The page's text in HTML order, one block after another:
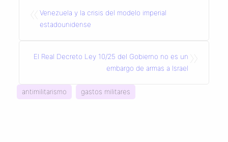
«Venezuela y la crisis del modelo imperial
estadounidense
El Real Decreto Ley 10/25 del Gobierno no es un
embargo de armas a Israel
antimilitarismo gastos militares